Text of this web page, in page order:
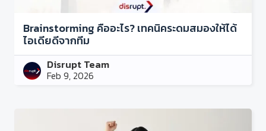
Brainstorming คืออะไร? เทคนิคระดมสมองให้ได้
ไอเดียดีจากทีม
Disrupt Team
Feb 9, 2026